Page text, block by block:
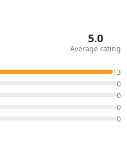
5.0
Average rating
13
0
0
0
0